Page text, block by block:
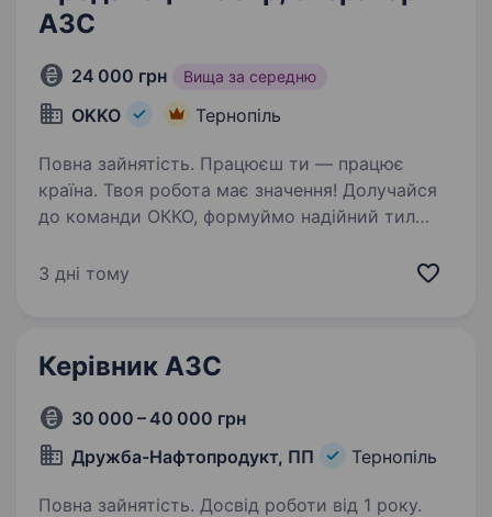
АЗС
24 000 грн Вища за середню
OKKO Тернопіль
Повна зайнятість. Працюєш ти — працює
країна. Твоя робота має значення! Долучайся
до команди ОККО, формуймо надійний тил
КАСИРА (оператора АЗК)!
3 дні тому
Керівник АЗС
30 000 – 40 000 грн
Дружба-Нафтопродукт, ПП
Тернопіль
Повна зайнятість. Досвід роботи від 1 року.